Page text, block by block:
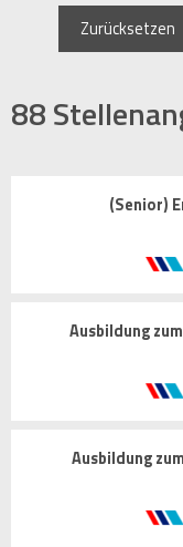
Zurücksetzen
88
(Senior)
Ausbildung
Ausbildung